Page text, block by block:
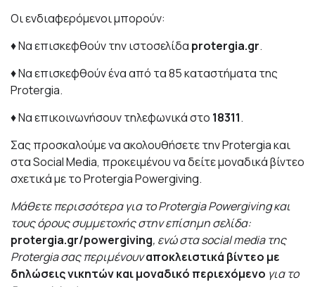
Οι ενδιαφερόμενοι μπορούν:
♦ Να επισκεφθούν την ιστοσελίδα protergia.gr.
♦ Να επισκεφθούν ένα από τα 85 καταστήματα της
Protergia.
♦ Να επικοινωνήσουν τηλεφωνικά στο 18311.
Σας προσκαλούμε να ακολουθήσετε την Protergia και
στα Social Media, προκειμένου να δείτε μοναδικά βίντεο
σχετικά με το Protergia Powergiving.
Μάθετε περισσότερα για το Protergia Powergiving και
τους όρους συμμετοχής στην επίσημη σελίδα:
protergia.gr/powergiving, ενώ σταsocial mediaτης
Protergiaσας περιμένουναποκλειστικά βίντεο με
δηλώσεις νικητών και μοναδικό περιεχόμενο για το